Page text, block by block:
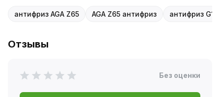
антифриз AGA Z65 AGA Z65 антифриз антифриз
Отзывы
Без оценки